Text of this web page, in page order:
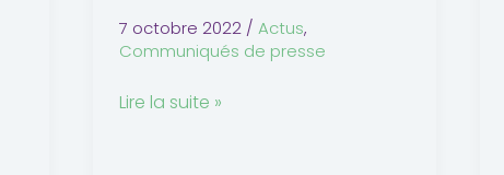
7 octobre 2022 /Actus,
Communiqués de presse
Lire la suite »